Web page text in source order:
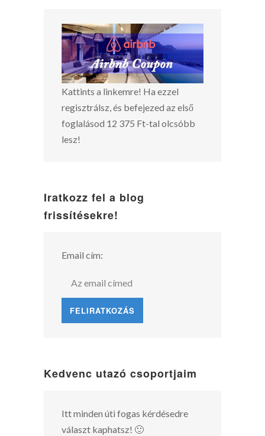
Kattints a linkemre! Ha ezzel
regisztrálsz, és befejezed az első
foglalásod 12 375 Ft-tal olcsóbb
lesz!
Iratkozz fel a blog
frissítésekre!
Email cím:
Kedvenc utazó csoportjaim
Itt minden úti fogas kérdésedre
választ kaphatsz! 🙂